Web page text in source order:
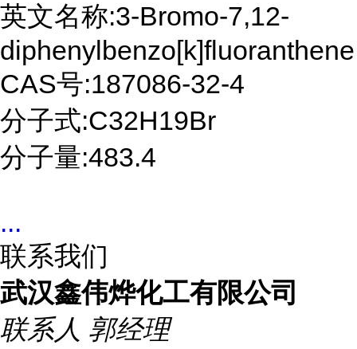
英文名称:3-Bromo-7,12-
diphenylbenzo[k]fluoranthene
CAS号:187086-32-4
分子式:C32H19Br
分子量:483.4
...
联系我们
武汉鑫伟烨化工有限公司
联系人 郭经理